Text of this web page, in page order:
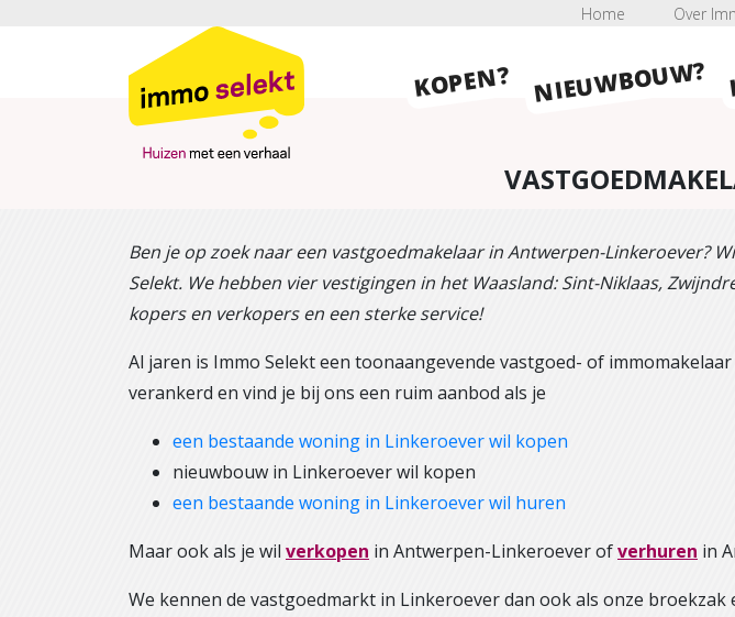
Home Over
KOPEN? NIEUWBOUW?
Ben je op zoek naar een vastgoedmakelaar in Antwerpen-Linkeroever?
Selekt. We hebben vier vestigingen in het Waasland: Sint-Niklaas,
kopers en verkopers en een sterke service!
Al jaren is Immo Selekt een toonaangevende vastgoed- of
verankerd en vind je bij ons een ruim aanbod als je
een bestaande woning in Linkeroever wil kopen
nieuwbouw in Linkeroever wil kopen
een bestaande woning in Linkeroever wil huren
Maar ook als je wil verkopen in Antwerpen-Linkeroever ofverhuren in
We kennen de vastgoedmarkt in Linkeroever dan ook als onze